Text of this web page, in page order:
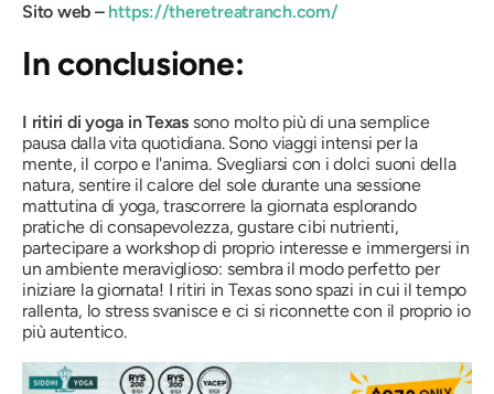
Sito web –https://theretreatranch.com/
In conclusione:
I ritiri di yoga in Texas sono molto più di una semplice
pausa dalla vita quotidiana. Sono viaggi intensi per la
mente, il corpo e l'anima. Svegliarsi con i dolci suoni della
natura, sentire il calore del sole durante una sessione
mattutina di yoga, trascorrere la giornata esplorando
pratiche di consapevolezza, gustare cibi nutrienti,
partecipare a workshop di proprio interesse e immergersi in
un ambiente meraviglioso: sembra il modo perfetto per
iniziare la giornata! I ritiri in Texas sono spazi in cui il tempo
rallenta, lo stress svanisce e ci si riconnette con il proprio io
più autentico.